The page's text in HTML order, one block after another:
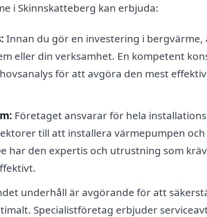
i Skinnskatteberg kan erbjuda:
Innan du gör en investering i bergvärme,
eller din verksamhet. En kompetent
för att avgöra den mest
Företaget ansvarar för hela
till att installera värmepumpen
har den expertis och utrustning som
underhåll är avgörande för att
Specialistföretag erbjuder